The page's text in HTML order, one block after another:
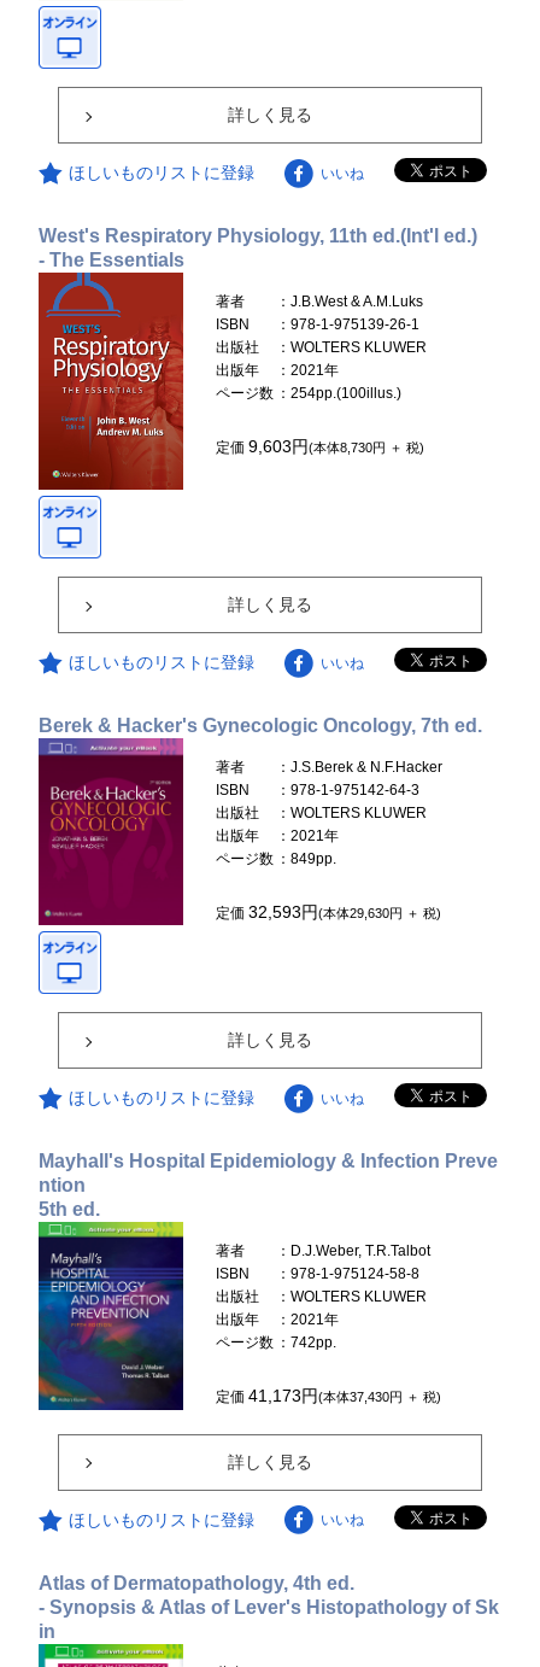
詳しく見る
ほしいものリストに登録 いいね
West's Respiratory Physiology, 11th ed.(Int'l ed.)
- The Essentials
著者
：J.B.West & A.M.Luks
ISBN
：978-1-975139-26-1
出版社
：WOLTERS KLUWER
出版年
：2021年
ページ数 ：254pp.(100illus.)
定価9,603円(本体8,730円 ＋ 税)
詳しく見る
ほしいものリストに登録 いいね
Berek & Hacker's Gynecologic Oncology, 7th ed.
著者
：J.S.Berek & N.F.Hacker
ISBN
：978-1-975142-64-3
出版社
：WOLTERS KLUWER
出版年
：2021年
ページ数 ：849pp.
定価32,593円(本体29,630円 ＋ 税)
詳しく見る
ほしいものリストに登録 いいね
Mayhall's Hospital Epidemiology & Infection Preve
ntion
5th ed.
著者
：D.J.Weber, T.R.Talbot
ISBN
：978-1-975124-58-8
出版社
：WOLTERS KLUWER
出版年
：2021年
ページ数 ：742pp.
定価41,173円(本体37,430円 ＋ 税)
詳しく見る
ほしいものリストに登録 いいね
Atlas of Dermatopathology, 4th ed.
- Synopsis & Atlas of Lever's Histopathology of Sk
in